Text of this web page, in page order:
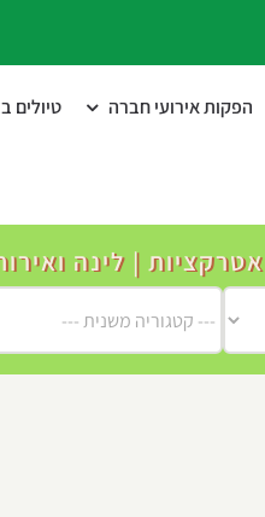
הפקות אירועי חברה טיולים
| לינה